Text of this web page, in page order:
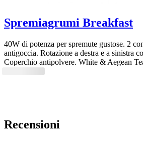
Spremiagrumi Breakfast
40W di potenza per spremute gustose. 2
antigoccia. Rotazione a destra e a sinistra
Coperchio antipolvere. White & Aegean
Recensioni